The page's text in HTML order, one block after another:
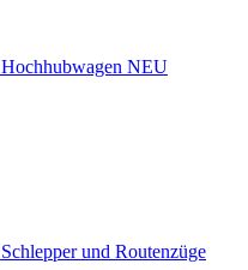
Hochhubwagen NEU
Schlepper und Routenzüge